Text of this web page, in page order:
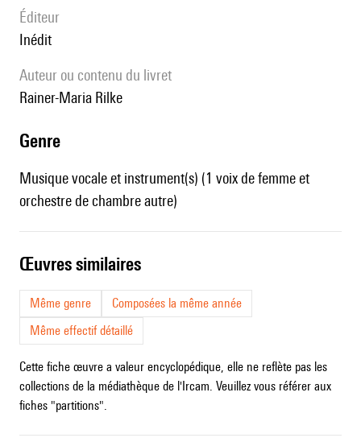
éditeur
Inédit
Auteur ou contenu du livret
Rainer-Maria Rilke
genre
Musique vocale et instrument(s) (1 voix de femme et
orchestre de chambre autre)
œuvres similaires
Même genre
Composées la même année
Même effectif détaillé
Cette fiche œuvre a valeur encyclopédique, elle ne reflète pas les
collections de la médiathèque de l'Ircam. Veuillez vous référer aux
fiches "partitions".